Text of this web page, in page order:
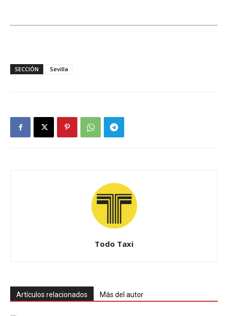
SECCIÓN Sevilla
Todo Taxi
Artículos relacionados Más del autor